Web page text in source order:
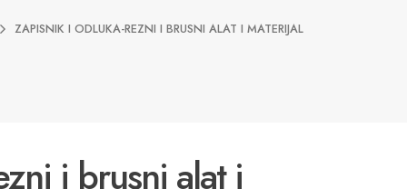
ZAPISNIK I ODLUKA-REZNI I BRUSNI ALAT I MATERIJAL
i brusni alat i